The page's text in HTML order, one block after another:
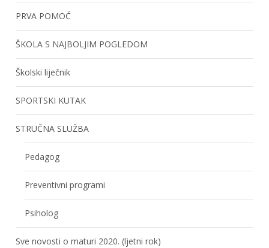
PRVA POMOĆ
ŠKOLA S NAJBOLJIM POGLEDOM
Školski liječnik
SPORTSKI KUTAK
STRUČNA SLUŽBA
Pedagog
Preventivni programi
Psiholog
Sve novosti o maturi 2020. (ljetni rok)